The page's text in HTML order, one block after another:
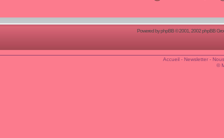
Powered byphpBB© 2001, 2002 phpBB
Accueil- Newsletter-
©